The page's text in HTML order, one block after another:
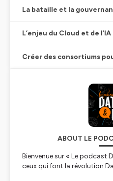
L’enjeu du Cloud et de
ABOUT LE
Bienvenue sur « Le podcast
ceux qui font la révolution